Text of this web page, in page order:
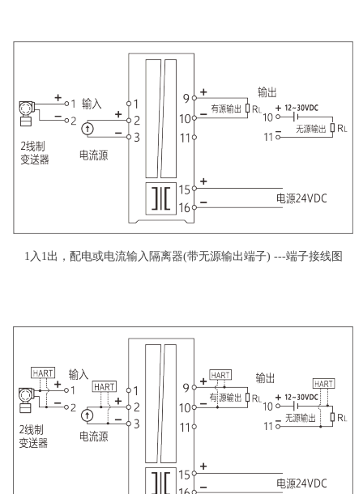
1入1出，配电或电流输入隔离器(带无源输出端子) ---端子接线图